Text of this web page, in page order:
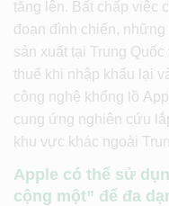
tăng lên. Bất chấp việc
đoạn đình chiến,
sản xuất tại Trung
thuế khi nhập khẩu lại
công nghệ khổng lồ
cung ứng nghiên cứu
khu vực khác ngoài
Apple có thể sử
cộng một” để đa